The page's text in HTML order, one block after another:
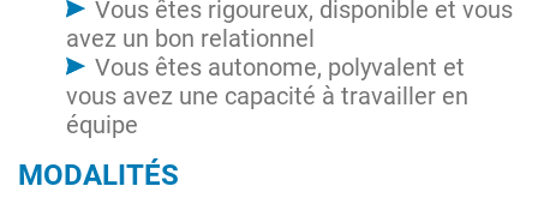
Vous êtes rigoureux, disponible et vous
avez un bon relationnel
Vous êtes autonome, polyvalent et
vous avez une capacité à travailler en
équipe
MODALITÉS